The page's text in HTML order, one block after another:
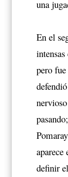
una
En el
pero
aparece
definir